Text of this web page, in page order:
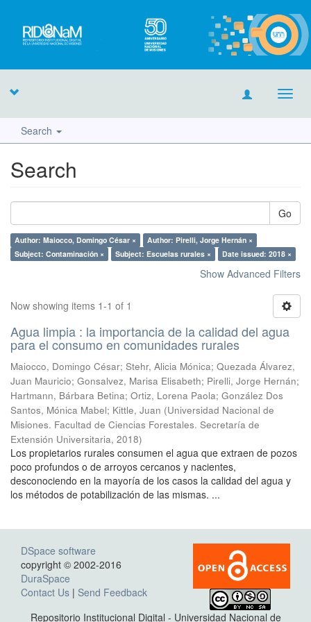
Search
Search
Go
Author: Maiocco, Domingo César ×
Author: Pirelli, Jorge Hernán ×
Subject: Contaminación ×
Subject: Escuelas rurales × Date issued: 2018 ×
Show Advanced Filters
Now showing items 1-1 of 1
Agua limpia : la importancia de la calidad del agua
para el consumo en comunidades rurales
Maiocco, Domingo César; Stehr, Alicia Mónica; Quezada Álvarez,
Juan Mauricio; Gonsalvez, Marisa Elisabeth; Pirelli, Jorge Hernán;
Hartmann, Bárbara Betina; Ortiz, Lorena Paola; González Dos
Santos, Mónica Mabel; Kittle, Juan (Universidad Nacional de
Misiones. Facultad de Ciencias Forestales. Secretaría de
Extensión Universitaria, 2018)
Los propietarios rurales consumen el agua que extraen de pozos
poco profundos o de arroyos cercanos y nacientes,
desconociendo en la mayoría de los casos la calidad del agua y
los métodos de potabilización de las mismas. ...
DSpace software
copyright © 2002-2016
DuraSpace
Contact Us | Send Feedback
Repositorio Institucional Digital - Universidad Nacional de